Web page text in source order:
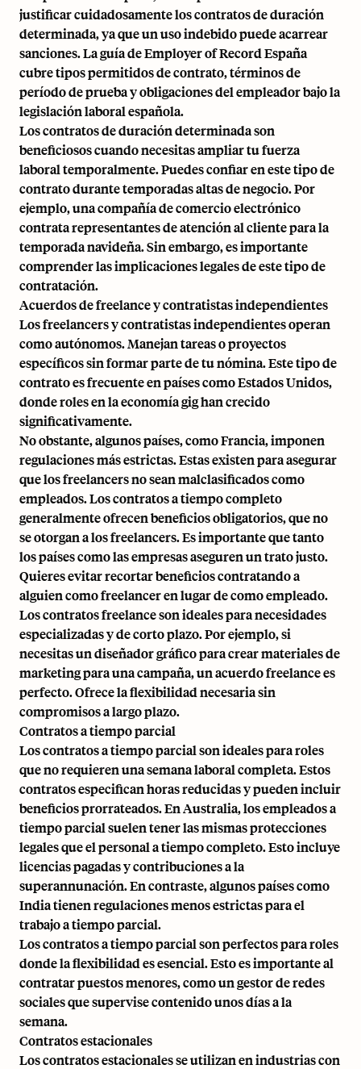
justificar cuidadosamente los contratos de duración
determinada, ya que un uso indebido puede acarrear
sanciones. La guía deEmployer of Record España
cubre tipos permitidos de contrato, términos de
período de prueba y obligaciones del empleador bajo la
legislación laboral española.
Los contratos de duración determinada son
beneficiosos cuando necesitas ampliar tu fuerza
laboral temporalmente. Puedes confiar en este tipo de
contrato durante temporadas altas de negocio. Por
ejemplo, una compañía de comercio electrónico
contrata representantes de atención al cliente para la
temporada navideña. Sin embargo, es importante
comprender las implicaciones legales de este tipo de
contratación.
Acuerdos de freelance y contratistas independientes
Los freelancers y contratistas independientes operan
como autónomos. Manejan tareas o proyectos
específicos sin formar parte de tu nómina. Este tipo de
contrato es frecuente en países comoEstados Unidos,
donde roles en la economía gig han crecido
significativamente.
No obstante, algunos países, como Francia, imponen
regulaciones más estrictas. Estas existen para asegurar
que los freelancers no sean malclasificados como
empleados. Los contratos a tiempo completo
generalmente ofrecen beneficios obligatorios, que no
se otorgan a los freelancers. Es importante que tanto
los países como las empresas aseguren un trato justo.
Quieres evitar recortar beneficios contratando a
alguien como freelancer en lugar de como empleado.
Los contratos freelance son ideales para necesidades
especializadas y de corto plazo. Por ejemplo, si
necesitas un diseñador gráfico para crear materiales de
marketing para una campaña, un acuerdo freelance es
perfecto. Ofrece la flexibilidad necesaria sin
compromisos a largo plazo.
Contratos a tiempo parcial
Los contratos a tiempo parcial son ideales para roles
que no requieren una semana laboral completa. Estos
contratos especifican horas reducidas y pueden incluir
beneficios prorrateados. En Australia, los empleados a
tiempo parcial suelen tener las mismas protecciones
legales que el personal a tiempo completo. Esto incluye
licencias pagadas y contribuciones a la
superannunación. En contraste, algunos países como
Indiatienen regulaciones menos estrictas para el
trabajo a tiempo parcial.
Los contratos a tiempo parcial son perfectos para roles
donde la flexibilidad es esencial. Esto es importante al
contratar puestos menores, como un gestor de redes
sociales que supervise contenido unos días a la
semana.
Contratos estacionales
Los contratos estacionales se utilizan en industrias con